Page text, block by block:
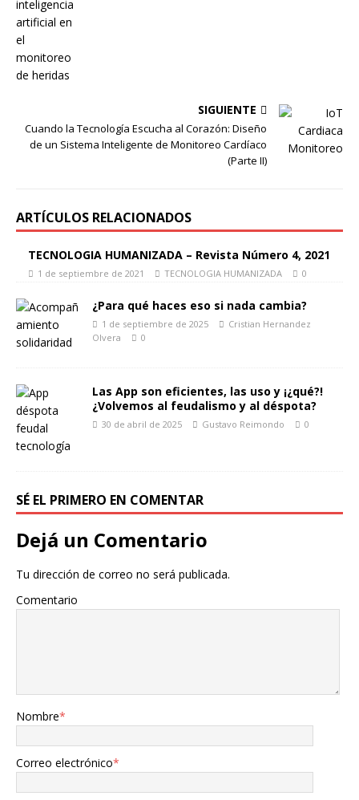
SIGUIENTE
Cuando la Tecnología Escucha al Corazón: Diseño
de un Sistema Inteligente de Monitoreo Cardíaco
(Parte II)
ARTÍCULOS RELACIONADOS
TECNOLOGIA HUMANIZADA – Revista Número 4, 2021
1 de septiembre de 2021 TECNOLOGIA HUMANIZADA 0
¿Para qué haces eso si nada cambia?
1 de septiembre de 2025
Cristian Hernandez
Olvera
0
Las App son eficientes, las uso y ¡¿qué?!
¿Volvemos al feudalismo y al déspota?
30 de abril de 2025 Gustavo Reimondo 0
SÉ EL PRIMERO EN COMENTAR
Dejá un Comentario
Tu dirección de correo no será publicada.
Comentario
Nombre*
Correo electrónico*